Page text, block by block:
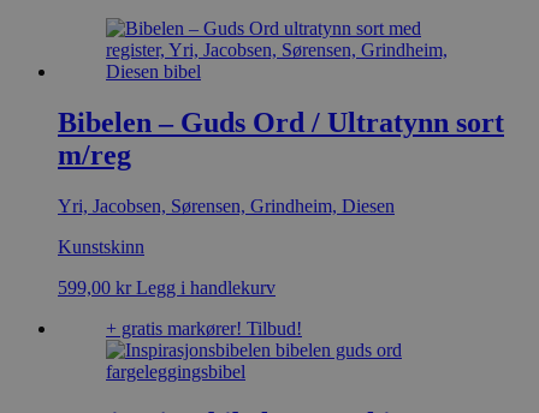
Bibelen – Guds Ord / Ultratynn sort
m/reg
Yri, Jacobsen, Sørensen, Grindheim, Diesen
Kunstskinn
599,00 kr Legg i handlekurv
+ gratis markører! Tilbud!